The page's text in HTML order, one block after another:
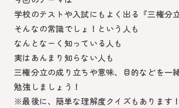
学校のテストや入試にもよく出る『三権分立
そんなの常識でしょ！という人も
なんとなーく知っている人も
実はあんまり知らない人も
三権分立の成り立ちや意味、目的などを一
勉強しましょう！
※最後に、簡単な理解度クイズもあります！